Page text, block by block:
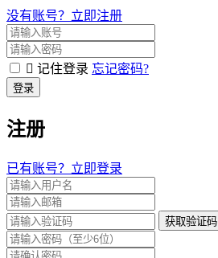
没有账号？立即注册
记住登录 忘记密码?
登录
注册
已有账号？立即登录
获取验证码